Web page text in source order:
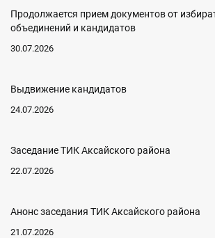
Продолжается прием документов от
объединений и кандидатов
30.07.2026
Выдвижение кандидатов
24.07.2026
Заседание ТИК Аксайского района
22.07.2026
Анонс заседания ТИК Аксайского района
21.07.2026